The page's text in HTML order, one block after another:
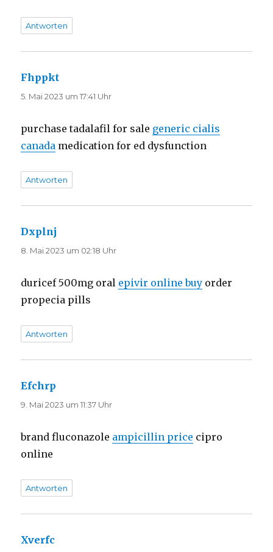
Antworten
Fhppkt
5. Mai 2023 um 17:41 Uhr
purchase tadalafil for sale generic cialis
canada medication for ed dysfunction
Antworten
Dxplnj
8. Mai 2023 um 02:18 Uhr
duricef 500mg oral epivir online buy order
propecia pills
Antworten
Efchrp
9. Mai 2023 um 11:37 Uhr
brand fluconazole ampicillin price cipro
online
Antworten
Xverfc